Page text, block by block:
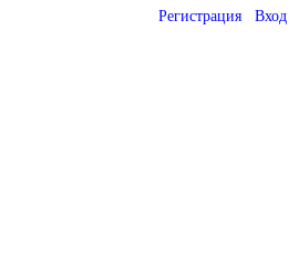
Регистрация Вход